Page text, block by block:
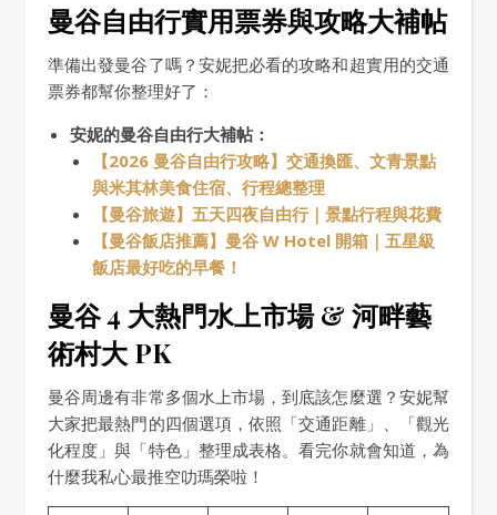
曼谷自由行實用票券與攻略大補帖
準備出發曼谷了嗎？安妮把必看的攻略和超實用的交通
票券都幫你整理好了：
安妮的曼谷自由行大補帖：
【2026 曼谷自由行攻略】交通換匯、文青景點
與米其林美食住宿、行程總整理
【曼谷旅遊】五天四夜自由行｜景點行程與花費
【曼谷飯店推薦】曼谷 W Hotel 開箱｜五星級
飯店最好吃的早餐！
曼谷 4 大熱門水上市場 & 河畔藝
術村大 PK
曼谷周邊有非常多個水上市場，到底該怎麼選？安妮幫
大家把最熱門的四個選項，依照「交通距離」、「觀光
化程度」與「特色」整理成表格。看完你就會知道，為
什麼我私心最推空叻瑪榮啦！